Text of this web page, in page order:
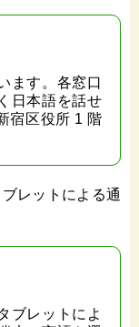
ます。各窓口
日本語を話せ
宿区役所 1 階
レットによる通
ブレットによ